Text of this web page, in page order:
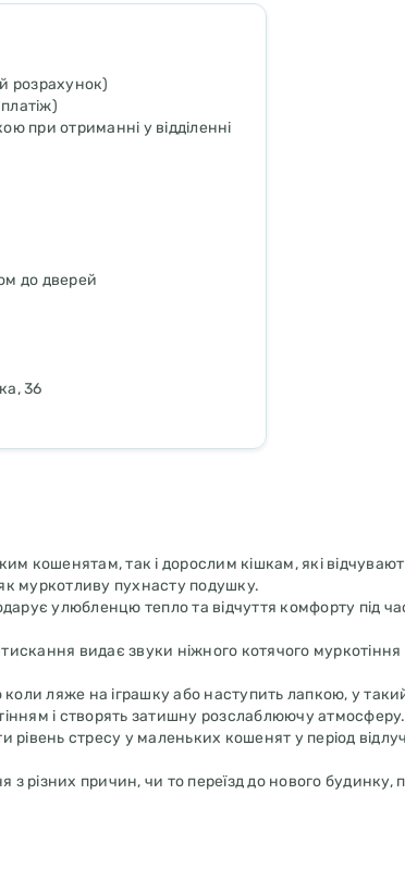
розрахунок)
при отриманні у відділенні
до дверей
36
кошенятам, так і дорослим кішкам, які
муркотливу пухнасту подушку.
улюбленцю тепло та відчуття комфорту під
видає звуки ніжного котячого муркотіння
ляже на іграшку або наступить лапкою, у
і створять затишну розслаблюючу атмосферу.
стресу у маленьких кошенят у період
різних причин, чи то переїзд до нового будинку,
м'який чохол у пральну машину.